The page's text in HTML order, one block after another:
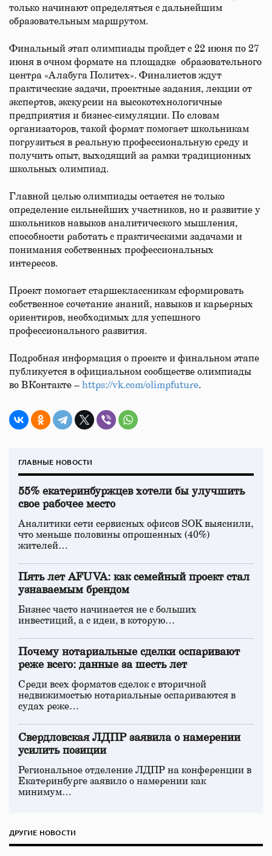
только начинают определяться с дальнейшим
образовательным маршрутом.
Финальный этап олимпиады пройдет с 22 июня по 27
июня в очном формате на площадке образовательного
центра «Алабуга Политех». Финалистов ждут
практические задачи, проектные задания, лекции от
экспертов, экскурсии на высокотехнологичные
предприятия и бизнес-симуляции. По словам
организаторов, такой формат помогает школьникам
погрузиться в реальную профессиональную среду и
получить опыт, выходящий за рамки традиционных
школьных олимпиад.
Главной целью олимпиады остается не только
определение сильнейших участников, но и развитие у
школьников навыков аналитического мышления,
способности работать с практическими задачами и
понимания собственных профессиональных
интересов.
Проект помогает старшеклассникам сформировать
собственное сочетание знаний, навыков и карьерных
ориентиров, необходимых для успешного
профессионального развития.
Подробная информация о проекте и финальном этапе
публикуется в официальном сообществе олимпиады
во ВКонтакте – https://vk.com/olimpfuture.
ГЛАВНЫЕ НОВОСТИ
55% екатеринбуржцев хотели бы улучшить
свое рабочее место
Аналитики сети сервисных офисов SOK выяснили,
что меньше половины опрошенных (40%)
жителей…
Пять лет AFUVA: как семейный проект стал
узнаваемым брендом
Бизнес часто начинается не с больших
инвестиций, а с идеи, в которую…
Почему нотариальные сделки оспаривают
реже всего: данные за шесть лет
Среди всех форматов сделок с вторичной
недвижимостью нотариальные оспариваются в
судах реже…
Свердловская ЛДПР заявила о намерении
усилить позиции
Региональное отделение ЛДПР на конференции в
Екатеринбурге заявило о намерении как
минимум…
ДРУГИЕ НОВОСТИ